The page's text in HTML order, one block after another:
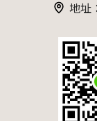
地址